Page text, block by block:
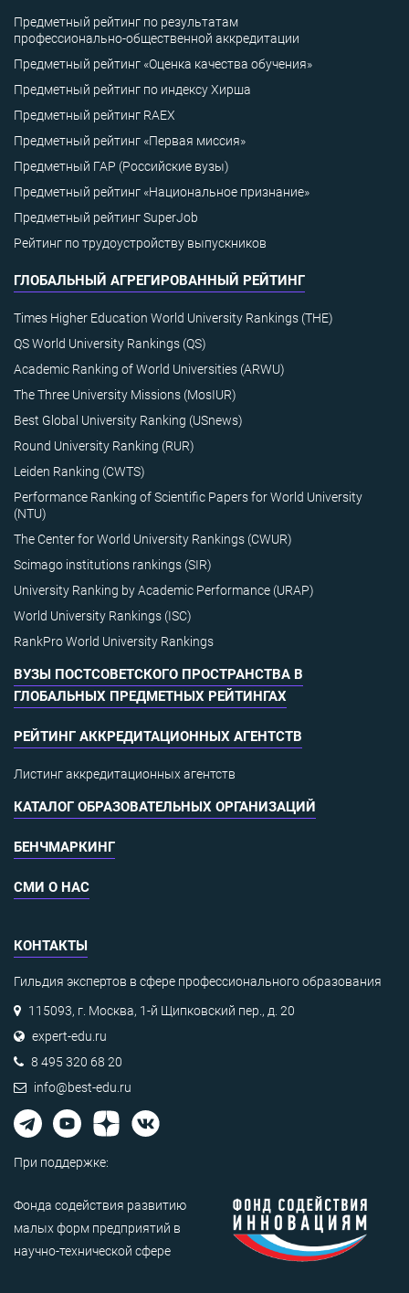
Предметный рейтинг по результатам
профессионально-общественной аккредитации
Предметный рейтинг «Оценка качества обучения»
Предметный рейтинг по индексу Хирша
Предметный рейтинг RAEX
Предметный рейтинг «Первая миссия»
Предметный ГАР (Российские вузы)
Предметный рейтинг «Национальное признание»
Предметный рейтинг SuperJob
Рейтинг по трудоустройству выпускников
ГЛОБАЛЬНЫЙ АГРЕГИРОВАННЫЙ РЕЙТИНГ
Times Higher Education World University Rankings (THE)
QS World University Rankings (QS)
Academic Ranking of World Universities (ARWU)
The Three University Missions (MosIUR)
Best Global University Ranking (USnews)
Round University Ranking (RUR)
Leiden Ranking (CWTS)
Performance Ranking of Scientific Papers for World University
(NTU)
The Center for World University Rankings (CWUR)
Scimago institutions rankings (SIR)
University Ranking by Academic Performance (URAP)
World University Rankings (ISC)
RankPro World University Rankings
ВУЗЫ ПОСТСОВЕТСКОГО ПРОСТРАНСТВА В
ГЛОБАЛЬНЫХ ПРЕДМЕТНЫХ РЕЙТИНГАХ
РЕЙТИНГ АККРЕДИТАЦИОННЫХ АГЕНТСТВ
Листинг аккредитационных агентств
КАТАЛОГ ОБРАЗОВАТЕЛЬНЫХ ОРГАНИЗАЦИЙ
БЕНЧМАРКИНГ
СМИ О НАС
КОНТАКТЫ
Гильдия экспертов в сфере профессионального образования
115093, г. Москва, 1-й Щипковский пер., д. 20
expert-edu.ru
8 495 320 68 20
info@best-edu.ru
При поддержке:
Фонда содействия развитию
малых форм предприятий в
научно-технической сфере